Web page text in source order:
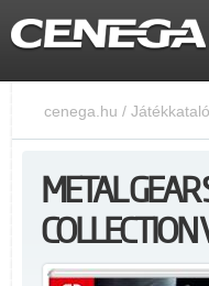
cenega.hu /
METAL
COLLECTION